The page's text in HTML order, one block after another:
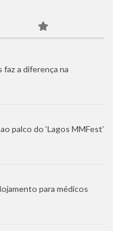
a diferença na
palco do ‘Lagos MMFest’
para médicos